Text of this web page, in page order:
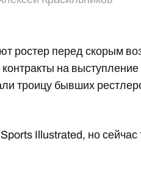
ростер перед скорым
на
троицу бывших
Illustrated, но сейчас